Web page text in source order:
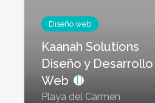
Diseño web
Kaanah Solutions
Diseño y Desarrollo
Web
Playa del Carmen